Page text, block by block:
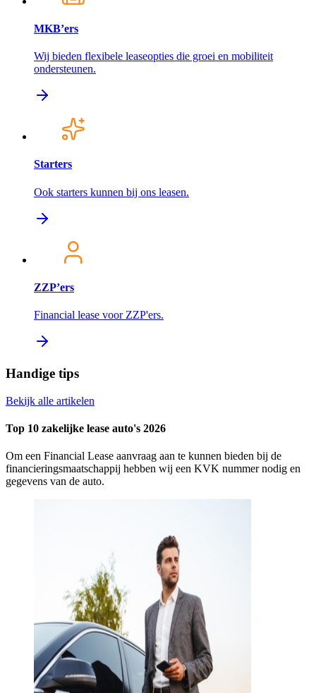
MKB’ers
Wij bieden flexibele leaseopties die groei en mobiliteit
ondersteunen.
Starters
Ook starters kunnen bij ons leasen.
ZZP’ers
Financial lease voor ZZP'ers.
Handige tips
Bekijk alle artikelen
Top 10 zakelijke lease auto's 2026
Om een Financial Lease aanvraag aan te kunnen bieden bij de
financieringsmaatschappij hebben wij een KVK nummer nodig en
gegevens van de auto.